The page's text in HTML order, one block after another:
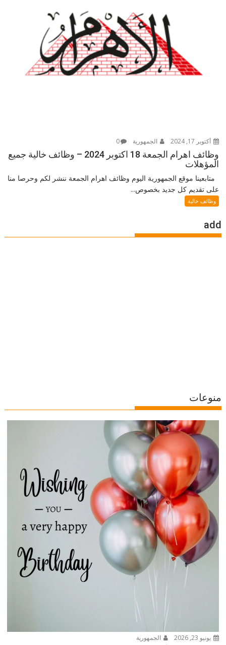
أكتوبر 17, 2024 الجمهورية 0
وظائف اهرام الجمعة 18 اكتوبر 2024 – وظائف خالية جميع
المؤهلات
متابعينا موقع الجمهورية اليوم وظائف اهرام الجمعة ننشر لكم وحرصا منا
على تقديم كل جديد بخصوص...
وظائف خالية
add
منوعات
يونيو 23, 2026 الجمهورية